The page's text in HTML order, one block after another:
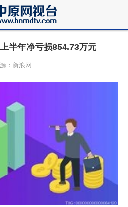
半年净亏损854.73万元
：新浪网